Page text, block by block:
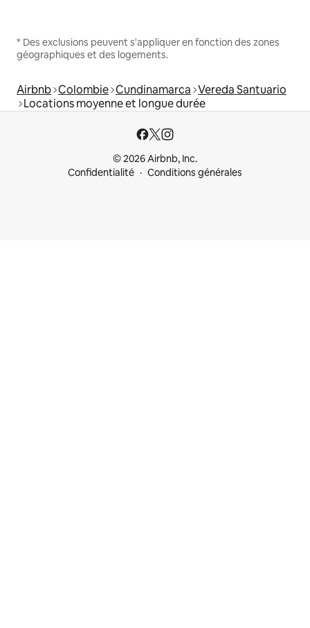
* Des exclusions peuvent s'appliquer en fonction des zones
géographiques et des logements.
Airbnb Colombie Cundinamarca Vereda Santuario
Locations moyenne et longue durée
© 2026 Airbnb, Inc.
Confidentialité
Conditions générales